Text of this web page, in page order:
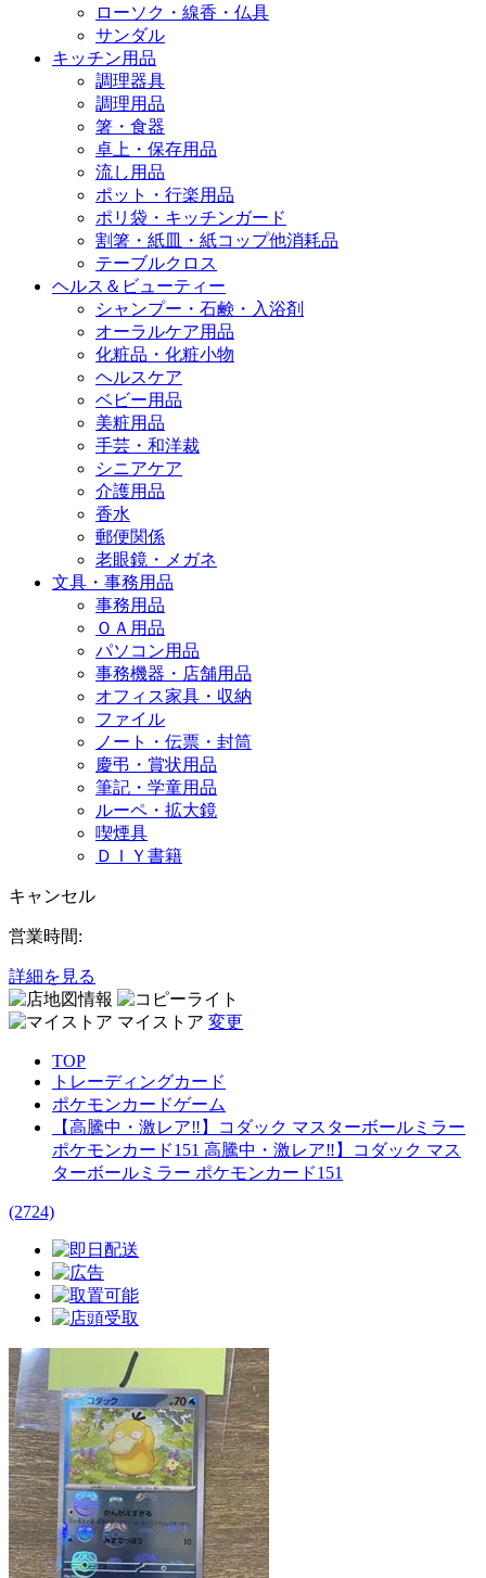
ローソク・線香・仏具
サンダル
キッチン用品
調理器具
調理用品
箸・食器
卓上・保存用品
流し用品
ポット・行楽用品
ポリ袋・キッチンガード
割箸・紙皿・紙コップ他消耗品
テーブルクロス
ヘルス＆ビューティー
シャンプー・石鹸・入浴剤
オーラルケア用品
化粧品・化粧小物
ヘルスケア
ベビー用品
美粧用品
手芸・和洋裁
シニアケア
介護用品
香水
郵便関係
老眼鏡・メガネ
文具・事務用品
事務用品
ＯＡ用品
パソコン用品
事務機器・店舗用品
オフィス家具・収納
ファイル
ノート・伝票・封筒
慶弔・賞状用品
筆記・学童用品
ルーペ・拡大鏡
喫煙具
ＤＩＹ書籍
キャンセル
営業時間:
詳細を見る
マイストア 変更
TOP
トレーディングカード
ポケモンカードゲーム
【高騰中・激レア‼️】コダック マスターボールミラー
ポケモンカード151 高騰中・激レア‼️】コダック マス
ターボールミラー ポケモンカード151
(2724)